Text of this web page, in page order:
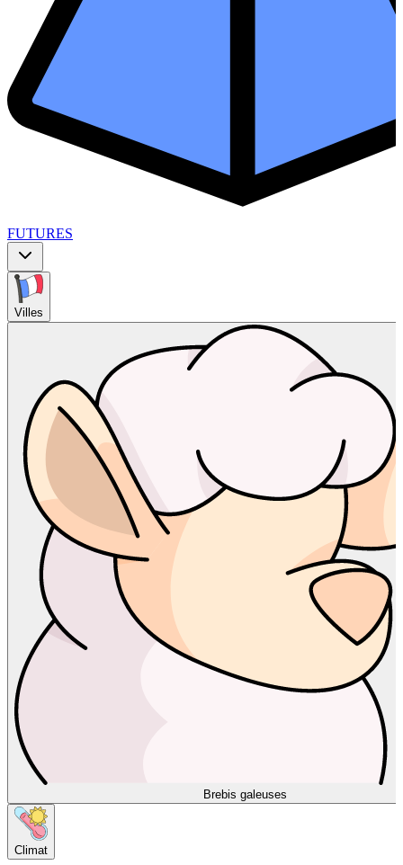
FUTURES
Villes
Brebis galeuses
Climat